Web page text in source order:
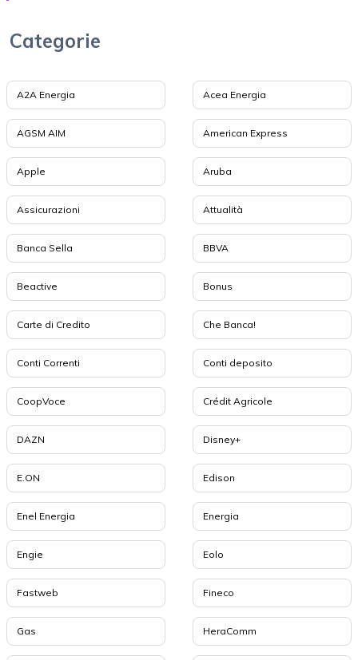
Categorie
A2A Energia Acea Energia
AGSM AIM American Express
Apple Aruba
Assicurazioni Attualità
Banca Sella BBVA
Beactive Bonus
Carte di Credito Che Banca!
Conti Correnti Conti deposito
CoopVoce Crédit Agricole
DAZN Disney+
E.ON Edison
Enel Energia Energia
Engie Eolo
Fastweb Fineco
Gas HeraComm